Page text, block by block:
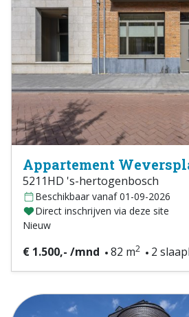
Appartement
5211HD 's-hertogenbosch
Beschikbaar vanaf 01-09-2026
Direct inschrijven via deze site
Nieuw
€ 1.500,- /mnd 82 m2 2